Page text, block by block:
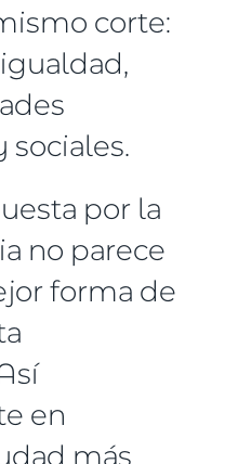
corte:
sociales.
por la
no parece
forma de
en
más